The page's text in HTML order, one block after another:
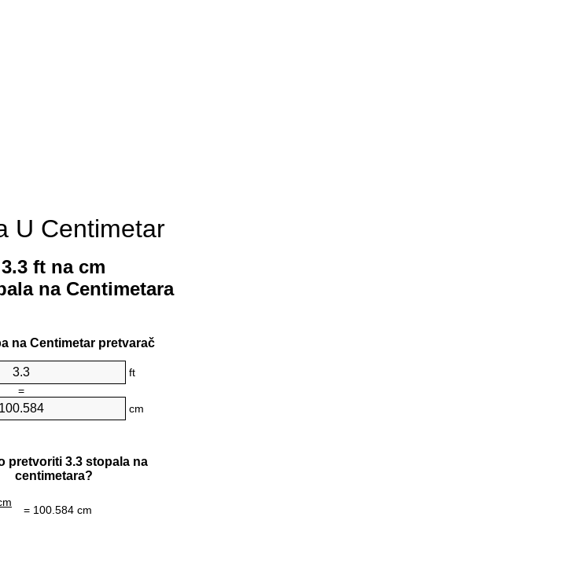
U Centimetar
3.3 ft na cm
na Centimetara
na Centimetar pretvarač
ft
=
cm
pretvoriti 3.3 stopala na
centimetara?
= 100.584 cm